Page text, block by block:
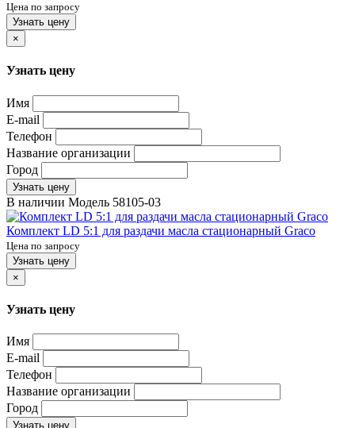
Цена по запросу
Узнать цену
×
Узнать цену
Имя
E-mail
Телефон
Название организации
Город
Узнать цену
В наличии Модель 58105-03
Комплект LD 5:1 для раздачи масла стационарный Graco
Цена по запросу
Узнать цену
×
Узнать цену
Имя
E-mail
Телефон
Название организации
Город
Узнать цену